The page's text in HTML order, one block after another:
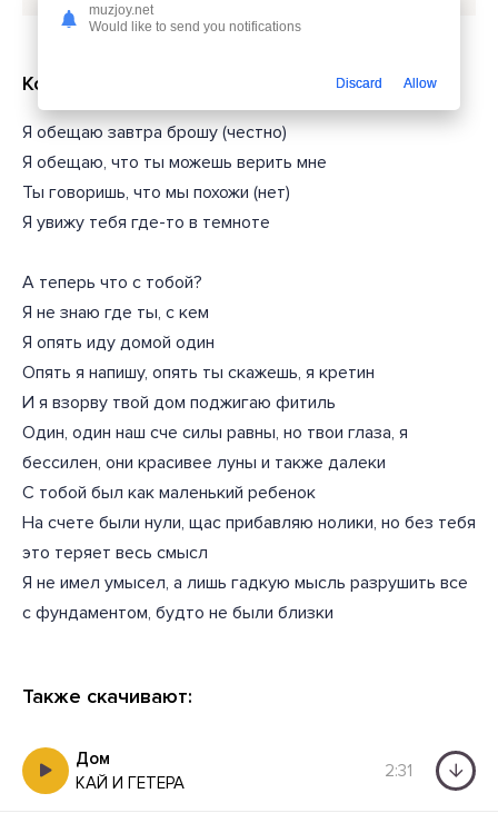
Короткий текст из песни
Я обещаю завтра брошу (честно)
Я обещаю, что ты можешь верить мне
Ты говоришь, что мы похожи (нет)
Я увижу тебя где-то в темноте
А теперь что с тобой?
Я не знаю где ты, с кем
Я опять иду домой один
Опять я напишу, опять ты скажешь, я кретин
И я взорву твой дом поджигаю фитиль
Один, один наш сче силы равны, но твои глаза, я
бессилен, они красивее луны и также далеки
С тобой был как маленький ребенок
На счете были нули, щас прибавляю нолики, но без тебя
это теряет весь смысл
Я не имел умысел, а лишь гадкую мысль разрушить все
с фундаментом, будто не были близки
Также скачивают:
Дом
КАЙ И ГЕТЕРА
2:31
muzjoy.net
Would like to send you notifications
Discard Allow